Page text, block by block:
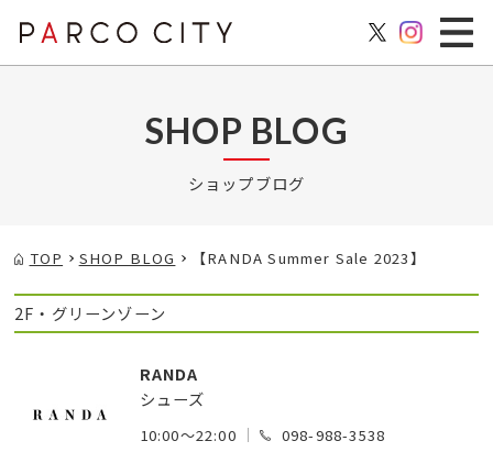
SHOP BLOG
ショップブログ
TOP SHOP BLOG 【RANDA Summer Sale 2023】
2F・グリーンゾーン
RANDA
シューズ
10:00～22:00 098-988-3538